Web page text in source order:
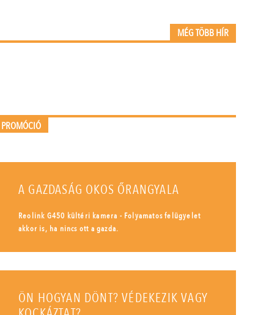
MÉG TÖBB HÍR
PROMÓCIÓ
A GAZDASÁG OKOS ŐRANGYALA
Reolink G450 kültéri kamera - Folyamatos felügyelet
akkor is, ha nincs ott a gazda.
ÖN HOGYAN DÖNT? VÉDEKEZIK VAGY